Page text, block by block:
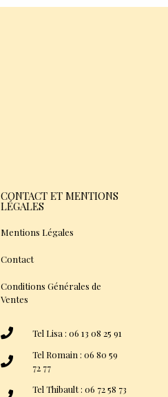
CONTACT ET MENTIONS
LÉGALES
Mentions Légales
Contact
Conditions Générales de
Ventes
Tel Lisa : 06 13 08 25 91
Tel Romain : 06 80 59
72 77
Tel Thibault : 06 72 58 73